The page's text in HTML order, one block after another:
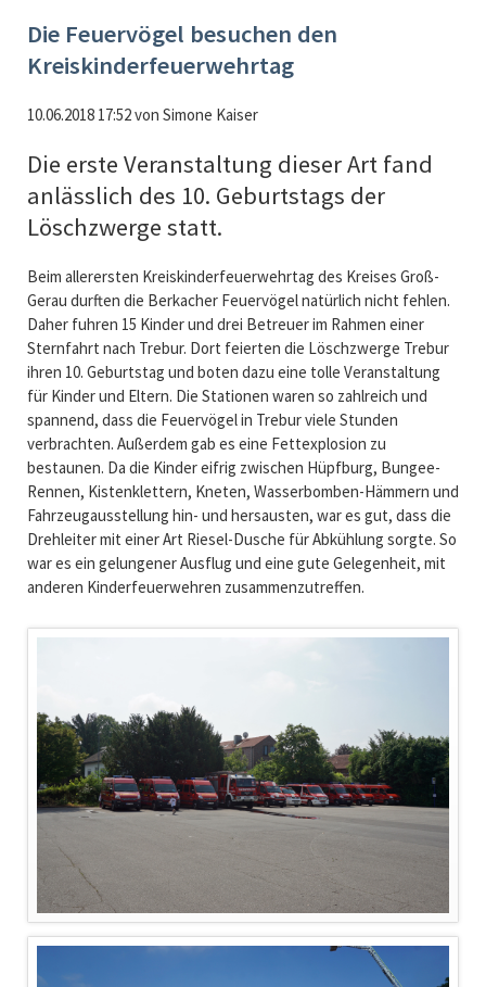
Die Feuervögel besuchen den
Kreiskinderfeuerwehrtag
10.06.2018 17:52von Simone Kaiser
Die erste Veranstaltung dieser Art fand
anlässlich des 10. Geburtstags der
Löschzwerge statt.
Beim allerersten Kreiskinderfeuerwehrtag des Kreises Groß-
Gerau durften die Berkacher Feuervögel natürlich nicht fehlen.
Daher fuhren 15 Kinder und drei Betreuer im Rahmen einer
Sternfahrt nach Trebur. Dort feierten die Löschzwerge Trebur
ihren 10. Geburtstag und boten dazu eine tolle Veranstaltung
für Kinder und Eltern. Die Stationen waren so zahlreich und
spannend, dass die Feuervögel in Trebur viele Stunden
verbrachten. Außerdem gab es eine Fettexplosion zu
bestaunen. Da die Kinder eifrig zwischen Hüpfburg, Bungee-
Rennen, Kistenklettern, Kneten, Wasserbomben-Hämmern und
Fahrzeugausstellung hin- und hersausten, war es gut, dass die
Drehleiter mit einer Art Riesel-Dusche für Abkühlung sorgte. So
war es ein gelungener Ausflug und eine gute Gelegenheit, mit
anderen Kinderfeuerwehren zusammenzutreffen.